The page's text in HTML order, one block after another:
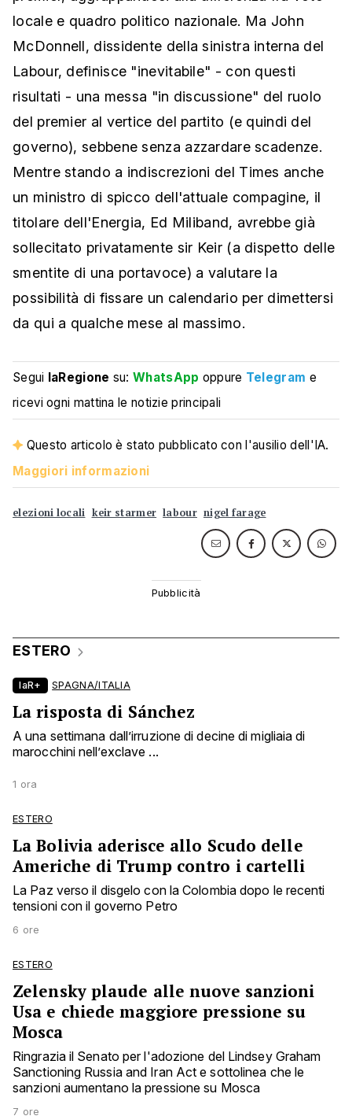
locale e quadro politico nazionale. Ma John
McDonnell, dissidente della sinistra interna del
Labour, definisce "inevitabile" - con questi
risultati - una messa "in discussione" del ruolo
del premier al vertice del partito (e quindi del
governo), sebbene senza azzardare scadenze.
Mentre stando a indiscrezioni del Times anche
un ministro di spicco dell'attuale compagine, il
titolare dell'Energia, Ed Miliband, avrebbe già
sollecitato privatamente sir Keir (a dispetto delle
smentite di una portavoce) a valutare la
possibilità di fissare un calendario per dimettersi
da qui a qualche mese al massimo.
Segui laRegione su:WhatsApp oppure Telegram e
ricevi ogni mattina le notizie principali
Questo articolo è stato pubblicato con l'ausilio dell'IA.
Maggiori informazioni
elezioni locali keir starmer labour nigel farage
ESTERO
laR+ SPAGNA/ITALIA
La risposta di Sánchez
A una settimana dall’irruzione di decine di migliaia di
marocchini nell’exclave ...
1 ora
ESTERO
La Bolivia aderisce allo Scudo delle
Americhe di Trump contro i cartelli
La Paz verso il disgelo con la Colombia dopo le recenti
tensioni con il governo Petro
6 ore
ESTERO
Zelensky plaude alle nuove sanzioni
Usa e chiede maggiore pressione su
Mosca
Ringrazia il Senato per l'adozione del Lindsey Graham
Sanctioning Russia and Iran Act e sottolinea che le
sanzioni aumentano la pressione su Mosca
7 ore